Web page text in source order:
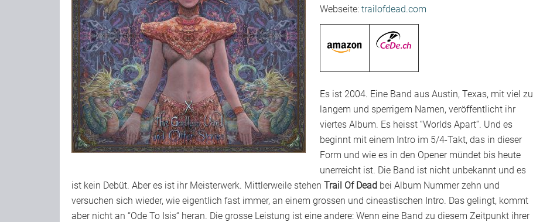
Webseite: trailofdead.com
Es ist 2004. Eine Band aus Austin, Texas, mit viel zu
langem und sperrigem Namen, veröffentlicht ihr
viertes Album. Es heisst “Worlds Apart“. Und es
beginnt mit einem Intro im 5/4-Takt, das in dieser
Form und wie es in den Opener mündet bis heute
unerreicht ist. Die Band ist nicht unbekannt und es
ist kein Debüt. Aber es ist ihr Meisterwerk. Mittlerweile stehen Trail Of Dead bei Album Nummer zehn und
versuchen sich wieder, wie eigentlich fast immer, an einem grossen und cineastischen Intro. Das gelingt, kommt
aber nicht an “Ode To Isis“ heran. Die grosse Leistung ist eine andere: Wenn eine Band zu diesem Zeitpunkt ihrer